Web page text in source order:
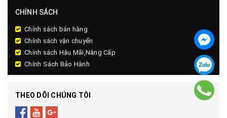
CHÍNH SÁCH
Chính sách bán hàng
Chính sách vận chuyển
Chính sách Hậu Mãi,Nâng Cấp
Chính Sách Bảo Hành
THEO DÕI CHÚNG TÔI